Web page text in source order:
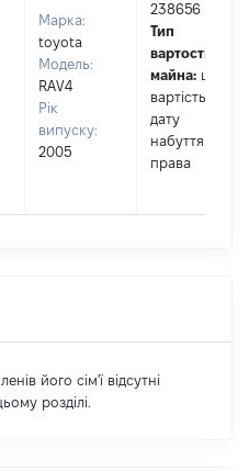
Марка:
toyota
Модель:
RAV4
Рік
випуску:
2005
238656
Тип
вартості
майна: це
вартість на
дату
набуття
права
його сім'ї відсутні
розділі.